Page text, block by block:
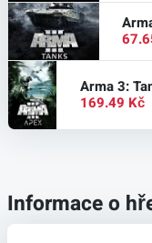
Arma 3:
169.49 Kč
Informace o